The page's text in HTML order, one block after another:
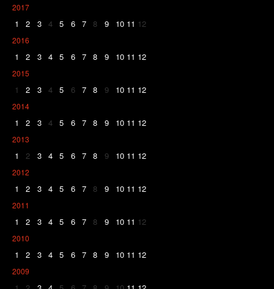
2017
1 2 3 4 5 6 7 8 9 10 11 12
2016
1 2 3 4 5 6 7 8 9 10 11 12
2015
1 2 3 4 5 6 7 8 9 10 11 12
2014
1 2 3 4 5 6 7 8 9 10 11 12
2013
1 2 3 4 5 6 7 8 9 10 11 12
2012
1 2 3 4 5 6 7 8 9 10 11 12
2011
1 2 3 4 5 6 7 8 9 10 11 12
2010
1 2 3 4 5 6 7 8 9 10 11 12
2009